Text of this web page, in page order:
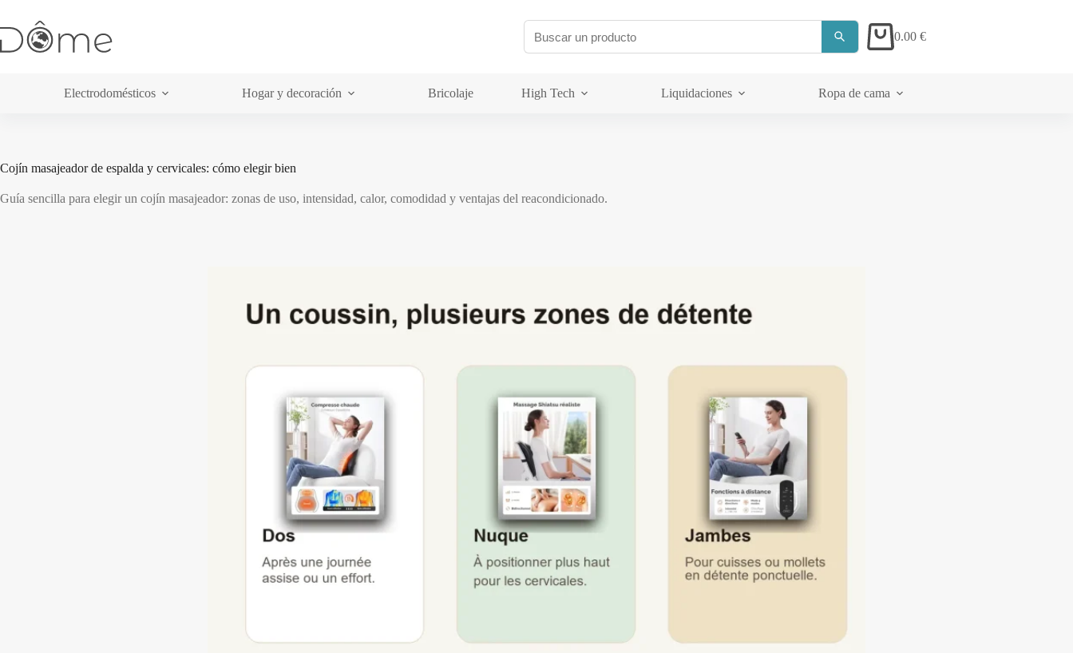
contenido
Carrito0.00 €
Electrodomésticos Hogar y decoración Bricolaje High Tech Liquidaciones Ropa de cama
Cojín masajeador de espalda y cervicales: cómo elegir bien
Guía sencilla para elegir un cojín masajeador: zonas de uso, intensidad, calor, comodidad y ventajas del reacondicionado.